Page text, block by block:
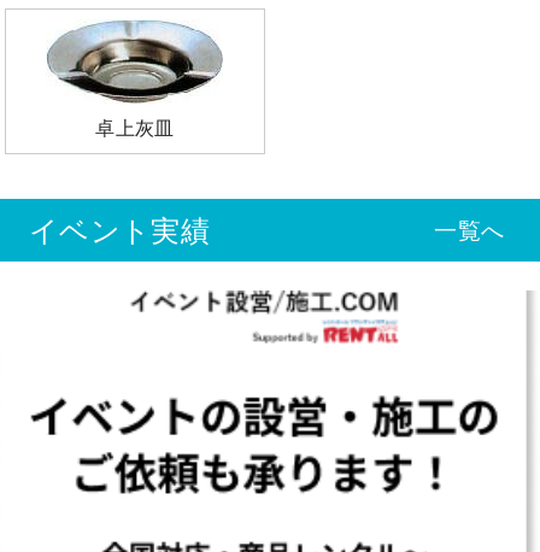
卓上灰皿
イベント実績 一覧へ